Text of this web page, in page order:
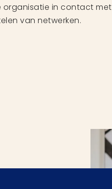
in contact met
van netwerken.